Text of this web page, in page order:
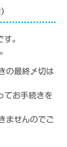
)
。
の最終〆切は
てお手続きを
ませんのでご